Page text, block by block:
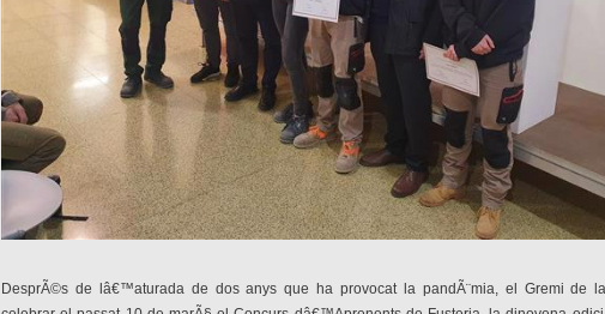
DesprÃ©s de lâ€™aturada de dos anys que ha provocat la pandÃ¨mia, el Gremi de